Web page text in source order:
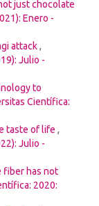
just chocolate
Enero -
attack,
Julio -
to
Científica:
taste of life ,
Julio -
fiber has not
2020: